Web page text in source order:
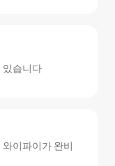
있습니다
이파이가 완비